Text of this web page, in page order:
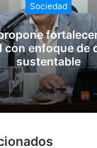
Sociedad
con enfoque de
sustentable